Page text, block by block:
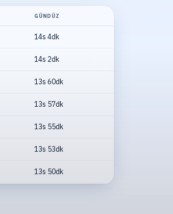
GÜNDÜZ
14s 4dk
14s 2dk
13s 60dk
13s 57dk
13s 55dk
13s 53dk
13s 50dk